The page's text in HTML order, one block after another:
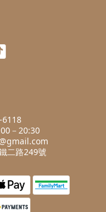
6118
－20:30
二路249號